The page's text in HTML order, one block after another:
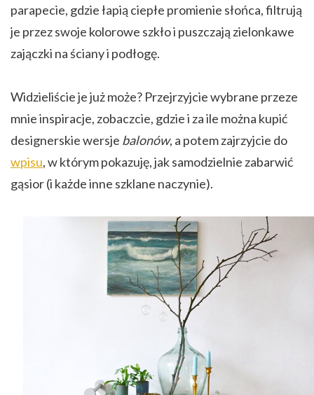
parapecie, gdzie łapią ciepłe promienie słońca, filtrują
je przez swoje kolorowe szkło i puszczają zielonkawe
zajączki na ściany i podłogę.
Widzieliście je już może? Przejrzyjcie wybrane przeze
mnie inspiracje, zobaczcie, gdzie i za ile można kupić
designerskie wersje balonów, a potem zajrzyjcie do
wpisu, w którym pokazuję, jak samodzielnie zabarwić
gąsior (i każde inne szklane naczynie).